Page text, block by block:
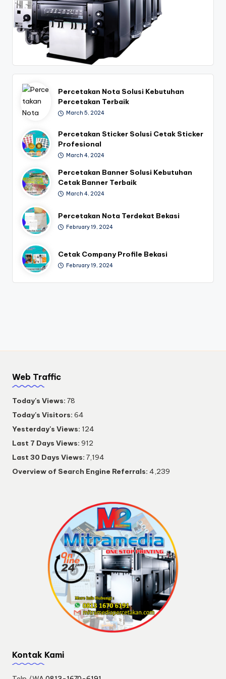
Percetakan Nota Solusi Kebutuhan
Percetakan Terbaik
March 5, 2024
Percetakan Sticker Solusi Cetak Sticker
Profesional
March 4, 2024
Percetakan Banner Solusi Kebutuhan
Cetak Banner Terbaik
March 4, 2024
Percetakan Nota Terdekat Bekasi
February 19, 2024
Cetak Company Profile Bekasi
February 19, 2024
Web Traffic
Today's Views: 78
Today's Visitors: 64
Yesterday's Views: 124
Last 7 Days Views: 912
Last 30 Days Views: 7,194
Overview of Search Engine Referrals: 4,239
Kontak Kami